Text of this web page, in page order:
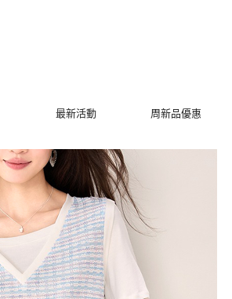
最新活動 周新品優惠